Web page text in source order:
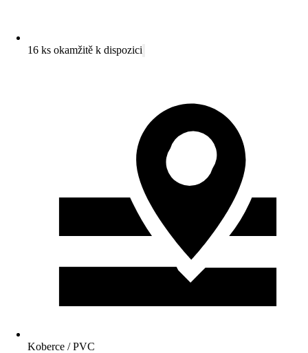
16 ks okamžitě k dispozici
Koberce / PVC